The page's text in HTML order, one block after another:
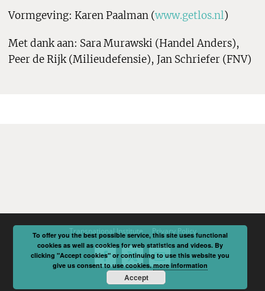
Vormgeving: Karen Paalman (www.getlos.nl)
Met dank aan: Sara Murawski (Handel Anders),
Peer de Rijk (Milieudefensie), Jan Schriefer (FNV)
Transnational Institute Privacy Policy
Facebook
X Email
To offer you the best possible service, this site uses functional
cookies as well as cookies for web statistics and videos. By
clicking "Accept cookies" or continuing to use this website you
give us consent to use cookies.more information
Accept